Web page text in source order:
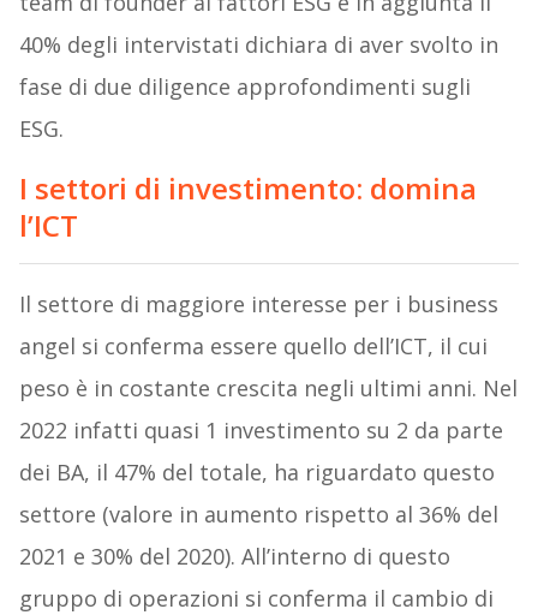
40% degli intervistati dichiara di aver svolto in
fase di due diligence approfondimenti sugli
ESG.
I settori di investimento: domina
l’ICT
Il settore di maggiore interesse per i business
angel si conferma essere quello dell’ICT, il cui
peso è in costante crescita negli ultimi anni. Nel
2022 infatti quasi 1 investimento su 2 da parte
dei BA, il 47% del totale, ha riguardato questo
settore (valore in aumento rispetto al 36% del
2021 e 30% del 2020). All’interno di questo
gruppo di operazioni si conferma il cambio di